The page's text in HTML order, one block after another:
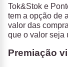
Tok&Stok e
tem a opção de
valor das
que o valor seja
Premiação